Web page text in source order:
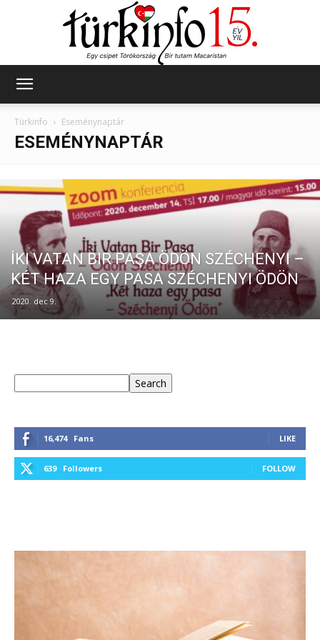
Türkinfo Eseménynaptár
ESEMÉNYNAPTÁR
İKI VATAN BIR PAŞA ÖDÖN SZÉCHENYI –
KÉT HAZA EGY PASA SZÉCHENYI ÖDÖN
2020. dec 9.
Search
16,474 Fans LIKE
639 Followers FOLLOW